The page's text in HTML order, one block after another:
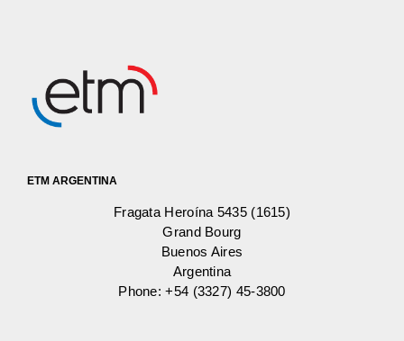
ETM ARGENTINA
Fragata Heroína 5435 (1615)
Grand Bourg
Buenos Aires
Argentina
Phone:+54 (3327) 45-3800